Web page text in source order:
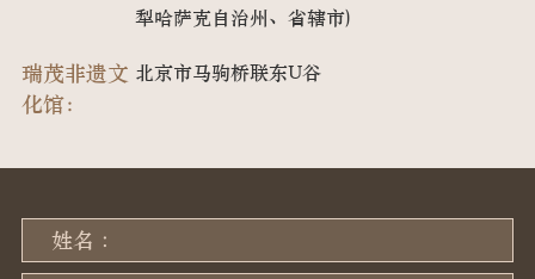
犁哈萨克自治州、省辖市)
瑞茂非遗文
化馆：
北京市马驹桥联东U谷
姓名 :